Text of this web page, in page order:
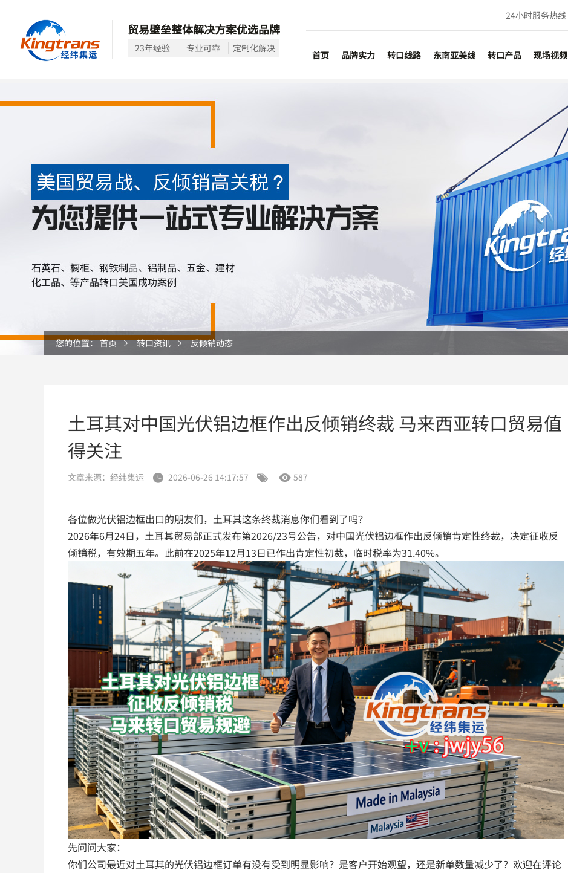
贸易壁垒整体解决方案优选品牌
23年经验 专业可靠 定制化解决
24小时服务热线
首页 品牌实力 转口线路 东南亚美线 转口产品 现场视频
您的位置：首页 转口资讯 反倾销动态
土耳其对中国光伏铝边框作出反倾销终裁 马来西亚转口贸易值
得关注
文章来源：经纬集运  2026-06-26 14:17:57   587
各位做光伏铝边框出口的朋友们，土耳其这条终裁消息你们看到了吗？
2026年6月24日，土耳其贸易部正式发布第2026/23号公告，对中国光伏铝边框作出反倾销肯定性终裁，决定征收反
倾销税，有效期五年。此前在2025年12月13日已作出肯定性初裁，临时税率为31.40%。
先问问大家：
你们公司最近对土耳其的光伏铝边框订单有没有受到明显影响？是客户开始观望，还是新单数量减少了？欢迎在评论